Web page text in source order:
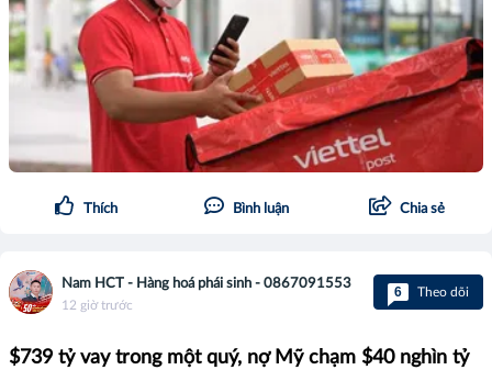
Thích Bình luận Chia sẻ
Nam HCT - Hàng hoá phái sinh - 0867091553
12 giờ trước
6 Theo dõi
$739 tỷ vay trong một quý, nợ Mỹ chạm $40 nghìn tỷ